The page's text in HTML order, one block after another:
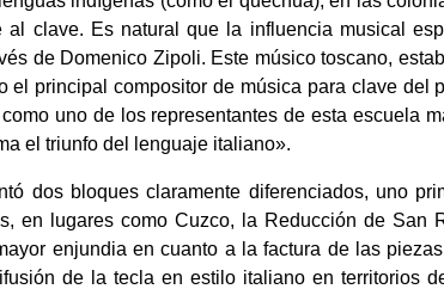
al clave. Es natural que la influencia musical
de Domenico Zipoli. Este músico toscano,
el principal compositor de música para clave
uno de los representantes de esta escuela
el triunfo del lenguaje italiano».
dos bloques claramente diferenciados, uno
en lugares como Cuzco, la Reducción de San
enjundia en cuanto a la factura de las
de la tecla en estilo italiano en territorios